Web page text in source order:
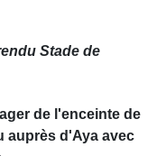
Stade de
de l'enceinte de
auprès d'Aya avec